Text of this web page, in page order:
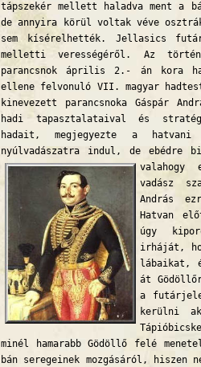
tápszekér mellett haladva ment a
de annyira körül voltak véve
sem kísérelhették. Jellasics
melletti verességéről. Az
parancsnok április 2.- án kora
ellene felvonuló VII. magyar
kinevezett parancsnoka Gáspár
hadi tapasztalataival és
hadait, megjegyezte a
nyúlvadászatra indul, de ebédre
valahogy
vadász
András
Hatvan
úgy
irháját,
lábaikat,
át
a
kerülni
minél hamarabb Gödöllő felé
bán seregeinek mozgásáról,